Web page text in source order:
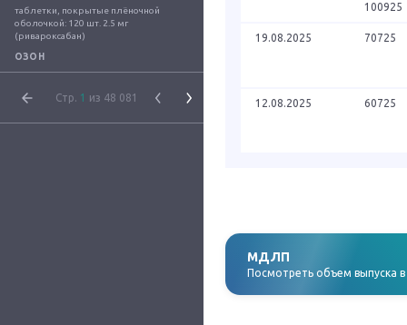
таблетки, покрытые плёночной
оболочкой: 120 шт. 2.5 мг
(ривароксабан)
ОЗОН
Стр. 1 из 48 081
100925
19.08.2025 70725
12.08.2025 60725
МДЛП
Посмотреть объем выпуска